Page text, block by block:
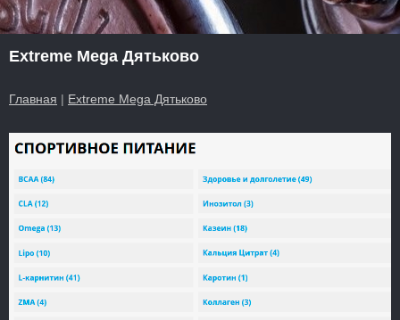
Extreme Mega Дятьково
Главная | Extreme Mega Дятьково